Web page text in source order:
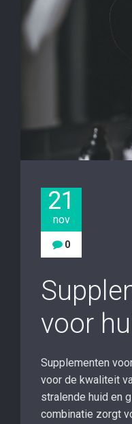
21
nov
0
voor
Supplementen
voor de kwaliteit
stralende huid en
combinatie zorgt